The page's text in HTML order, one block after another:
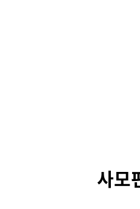
사모